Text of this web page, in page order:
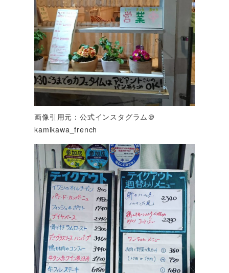
画像引用元：公式インスタグラム＠
kamikawa_french